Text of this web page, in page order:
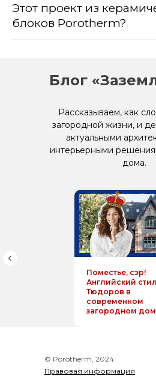
Этот проект из
блоков Porotherm?
Блог
Рассказываем, как
загородной жизни, и
актуальными
интерьерными
дома.
Поместье, сэр!
Английский
Тюдоров в
современном
загородном
© Porotherm, 2024
Правовая информация